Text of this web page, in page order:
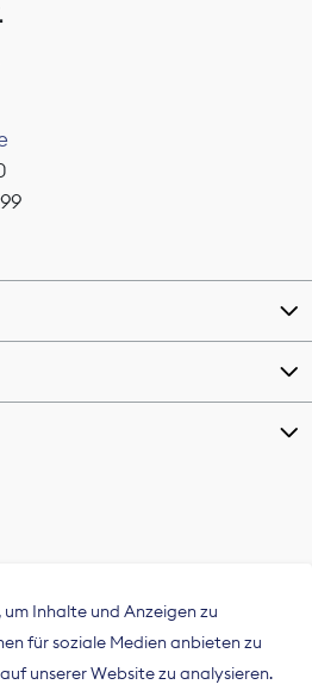
Inhalte und Anzeigen zu
für soziale Medien anbieten zu
unserer Website zu analysieren.